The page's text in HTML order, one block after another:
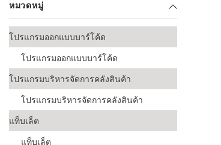
หมวดหมู่
โปรแกรมออกแบบบาร์โค้ด
โปรแกรมออกแบบบาร์โค้ด
โปรแกรมบริหารจัดการคลังสินค้า
โปรแกรมบริหารจัดการคลังสินค้า
แท็บเล็ต
แท็บเล็ต